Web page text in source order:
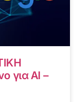
για AI –